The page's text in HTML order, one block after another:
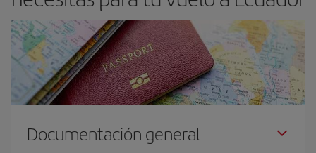
Documentación general